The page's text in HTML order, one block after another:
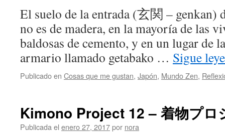
El suelo de la entrada (玄関 – genkan)
no es de madera, en la mayoría de las
baldosas de cemento, y en un lugar de
armario llamado getabako … Sigue
Publicado en Cosas que me gustan, Japón, Mundo Zen,
Kimono Project 12 – 着物プロ
Publicada el enero 27, 2017por nora